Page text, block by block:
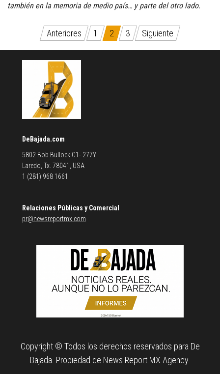
también en la memoria de medio país… y parte del otro lado.
Paginación
de
entradas
Anteriores 1 2 3 Siguiente
DeBajada.com
5802 Bob Bullock C1- 277Y
Laredo, Tx. 78041, USA
1 (281) 968 1661
Relaciones Públicas y Comercial
pr@newsreportmx.com
Copyright © Todos los derechos reservados para De
Bajada. Propiedad de News Report MX Agency.